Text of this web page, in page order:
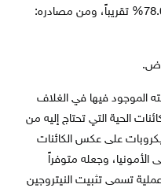
الموجود فيها في الغلاف
الحية التي تحتاج إليه من
على عكس الكائنات
الأمونيا، وجعله متوفراً
عملية تسمى تثبيت النيتروجين